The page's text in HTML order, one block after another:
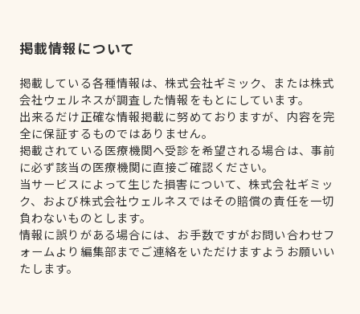
掲載情報について
掲載している各種情報は、株式会社ギミック、または株式
会社ウェルネスが調査した情報をもとにしています。
出来るだけ正確な情報掲載に努めておりますが、内容を完
全に保証するものではありません。
掲載されている医療機関へ受診を希望される場合は、事前
に必ず該当の医療機関に直接ご確認ください。
当サービスによって生じた損害について、株式会社ギミッ
ク、および株式会社ウェルネスではその賠償の責任を一切
負わないものとします。
情報に誤りがある場合には、お手数ですがお問い合わせフ
ォームより編集部までご連絡をいただけますようお願いい
たします。